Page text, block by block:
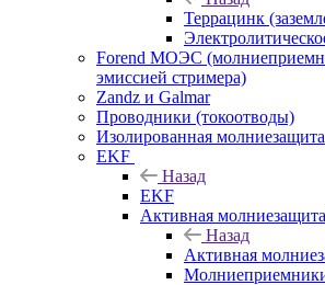
Террацинк
Forend МОЭС
эмиссией стримера)
Zandz и Galmar
Проводники (токоотводы)
Изолированная молниезащита
EKF
Назад
EKF
Активная
Назад
Активная